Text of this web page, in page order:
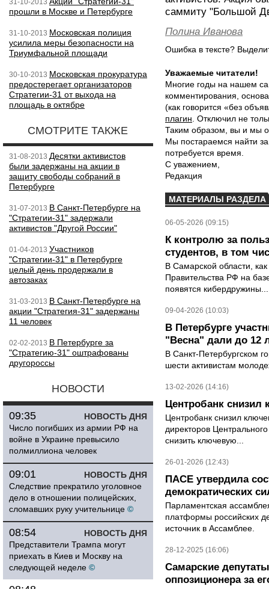
31-10-2013
прошли в Москве и Петербурге
31-10-2013 Московская полиция
усилила меры безопасности на
Триумфальной площади
30-10-2013 Московская прокуратура
предостерегает организаторов
Стратегии-31 от выхода на
площадь в октябре
СМОТРИТЕ ТАКЖЕ
31-08-2013 Десятки активистов
были задержаны на акции в
защиту свободы собраний в
Петербурге
31-07-2013 В Санкт-Петербурге на
"Стратегии-31" задержали
активистов "Другой России"
01-04-2013 Участников
"Стратегии-31" в Петербурге
целый день продержали в
автозаках
31-03-2013 В Санкт-Петербурге на
акции "Стратегия-31" задержаны
11 человек
02-02-2013 В Петербурге за
"Стратегию-31" оштрафованы
другороссы
НОВОСТИ
НОВОСТЬ ДНЯ
09:35
Число погибших из армии РФ на
войне в Украине превысило
полмиллиона человек
НОВОСТЬ ДНЯ
09:01
Следствие прекратило уголовное
дело в отношении полицейских,
сломавших руку учительнице ©
НОВОСТЬ ДНЯ
08:54
Представители Трампа могут
приехать в Киев и Москву на
следующей неделе ©
саммиту "Большой
Полина Иванова
Ошибка в тексте?
Уважаемые читатели!
Многие годы на нашем
комментирования,
(как говорится «без
плагин . Отключил не
Таким образом, вы и мы
Мы постараемся найти
потребуется время.
С уважением,
Редакция
МАТЕРИАЛЫ РАЗДЕЛА
06-05-2026 (09:15)
К контролю за
студентов, в том
В Самарской области,
Правительства РФ на
появятся кибердружины...
09-04-2026 (10:03)
В Петербурге
"Весна" дали до 12
В Санкт-Петербургском
шести активистам
13-02-2026 (14:16)
Центробанк снизил
Центробанк снизил
директоров
снизить ключевую...
26-01-2026 (12:43)
ПАСЕ утвердила
демократических
Парламентская
платформы российских
источник в Ассамблее.
28-12-2025 (16:06)
Самарские
оппозиционера за